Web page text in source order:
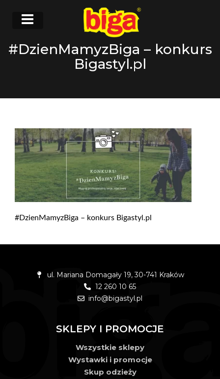
#DzienMamyzBiga – konkurs
Bigastyl.pl
#DzienMamyzBiga – konkurs Bigastyl.pl
ul. Mariana Domagały 19, 30-741 Kraków
12 260 10 65
info@bigastyl.pl
SKLEPY I PROMOCJE
Wszystkie sklepy
Wystawki i promocje
Skup odzieży